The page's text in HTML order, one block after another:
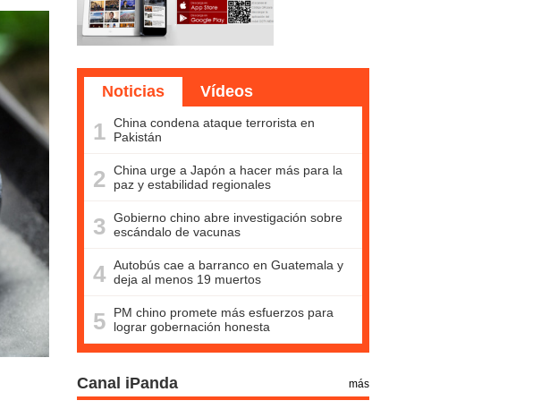
Noticias Vídeos
1 China condena ataque terrorista en
Pakistán
2 China urge a Japón a hacer más para la
paz y estabilidad regionales
3 Gobierno chino abre investigación sobre
escándalo de vacunas
4 Autobús cae a barranco en Guatemala y
deja al menos 19 muertos
5
PM chino promete más esfuerzos para
lograr gobernación honesta
Canal iPanda más